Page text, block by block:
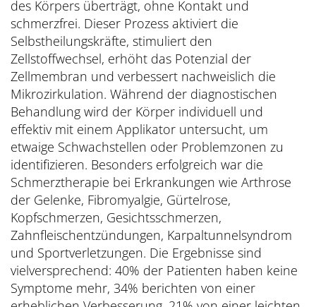
des Körpers überträgt, ohne Kontakt und
schmerzfrei. Dieser Prozess aktiviert die
Selbstheilungskräfte, stimuliert den
Zellstoffwechsel, erhöht das Potenzial der
Zellmembran und verbessert nachweislich die
Mikrozirkulation. Während der diagnostischen
Behandlung wird der Körper individuell und
effektiv mit einem Applikator untersucht, um
etwaige Schwachstellen oder Problemzonen zu
identifizieren. Besonders erfolgreich war die
Schmerztherapie bei Erkrankungen wie Arthrose
der Gelenke, Fibromyalgie, Gürtelrose,
Kopfschmerzen, Gesichtsschmerzen,
Zahnfleischentzündungen, Karpaltunnelsyndrom
und Sportverletzungen. Die Ergebnisse sind
vielversprechend: 40% der Patienten haben keine
Symptome mehr, 34% berichten von einer